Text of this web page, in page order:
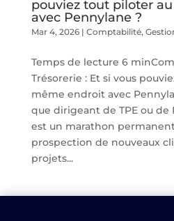
pouviez tout piloter
avec Pennylane ?
Mar 4, 2026| Comptabilité,
Temps de lecture 6
Trésorerie : Et si vous
même endroit avec
que dirigeant de TPE ou de
est un marathon
prospection de nouveaux
projets...